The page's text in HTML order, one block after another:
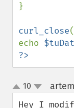
}
curl_close(
echo
?>
up
down
10
Hey I